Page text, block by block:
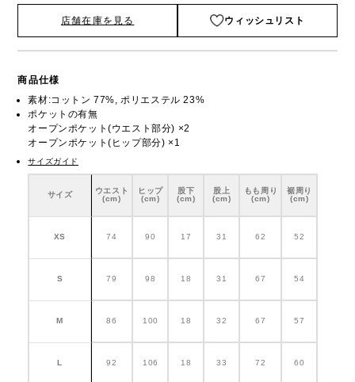
店舗在庫を見る ウィッシュリスト
商品仕様
素材:コットン 77%, ポリエステル 23%
ポケットの有無
オープンポケット(ウエスト部分) ×2
オープンポケット(ヒップ部分) ×1
サイズガイド
サイズ
ウエスト
(cm)
ヒップ
(cm)
股下
(cm)
股上
(cm)
もも周り
(cm)
裾周り
(cm)
XS 74 90 17 31 62 52
S 79 98 18 31 67 54
M 86 100 18 32 67 57
L 92 106 18 33 72 60